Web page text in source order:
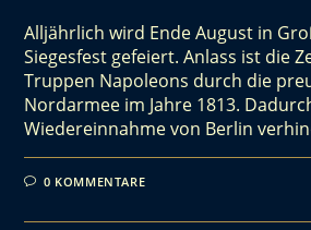
Alljährlich wird Ende August in
Siegesfest gefeiert. Anlass ist die
Truppen Napoleons durch die
Nordarmee im Jahre 1813.
Wiedereinnahme von Berlin
0 KOMMENTARE